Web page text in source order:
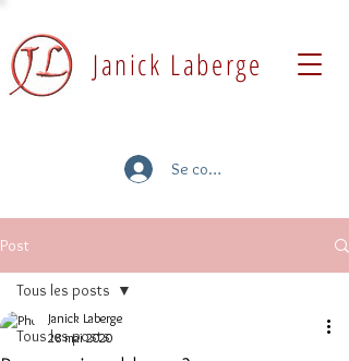
Janick Laberge
Se connecter
Post
Tous les posts
Tous les posts
Janick Laberge
28 mai 2020